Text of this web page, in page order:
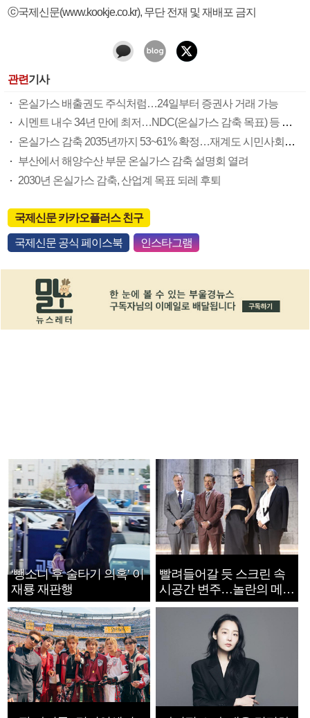
ⓒ국제신문(www.kookje.co.kr), 무단 전재 및 재배포 금지
관련기사
온실가스 배출권도 주식처럼…24일부터 증권사 거래 가능
시멘트 내수 34년 만에 최저…NDC(온실가스 감축 목표) 등 첩첩산중
온실가스 감축 2035년까지 53~61% 확정…재계도 시민사회도 반발(종합)
부산에서 해양수산 부문 온실가스 감축 설명회 열려
2030년 온실가스 감축, 산업계 목표 되레 후퇴
국제신문 카카오플러스 친구
국제신문 공식 페이스북 인스타그램
‘뺑소니 후 술타기 의혹’ 이
재룡 재판행
빨려들어갈 듯 스크린 속
시공간 변주…놀란의 메시
지는 ‘전쟁 속죄’